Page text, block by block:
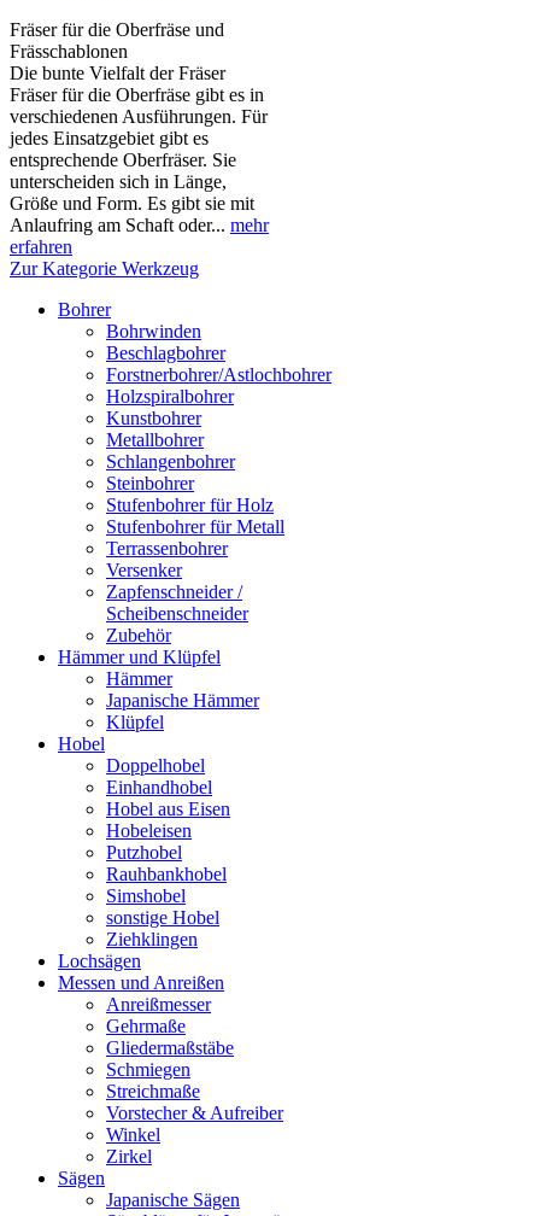
Fräser für die Oberfräse und
Frässchablonen
Die bunte Vielfalt der Fräser
Fräser für die Oberfräse gibt es in
verschiedenen Ausführungen. Für
jedes Einsatzgebiet gibt es
entsprechende Oberfräser. Sie
unterscheiden sich in Länge,
Größe und Form. Es gibt sie mit
Anlaufring am Schaft oder... mehr
erfahren
Zur Kategorie Werkzeug
Bohrer
Bohrwinden
Beschlagbohrer
Forstnerbohrer/Astlochbohrer
Holzspiralbohrer
Kunstbohrer
Metallbohrer
Schlangenbohrer
Steinbohrer
Stufenbohrer für Holz
Stufenbohrer für Metall
Terrassenbohrer
Versenker
Zapfenschneider /
Scheibenschneider
Zubehör
Hämmer und Klüpfel
Hämmer
Japanische Hämmer
Klüpfel
Hobel
Doppelhobel
Einhandhobel
Hobel aus Eisen
Hobeleisen
Putzhobel
Rauhbankhobel
Simshobel
sonstige Hobel
Ziehklingen
Lochsägen
Messen und Anreißen
Anreißmesser
Gehrmaße
Gliedermaßstäbe
Schmiegen
Streichmaße
Vorstecher & Aufreiber
Winkel
Zirkel
Sägen
Japanische Sägen